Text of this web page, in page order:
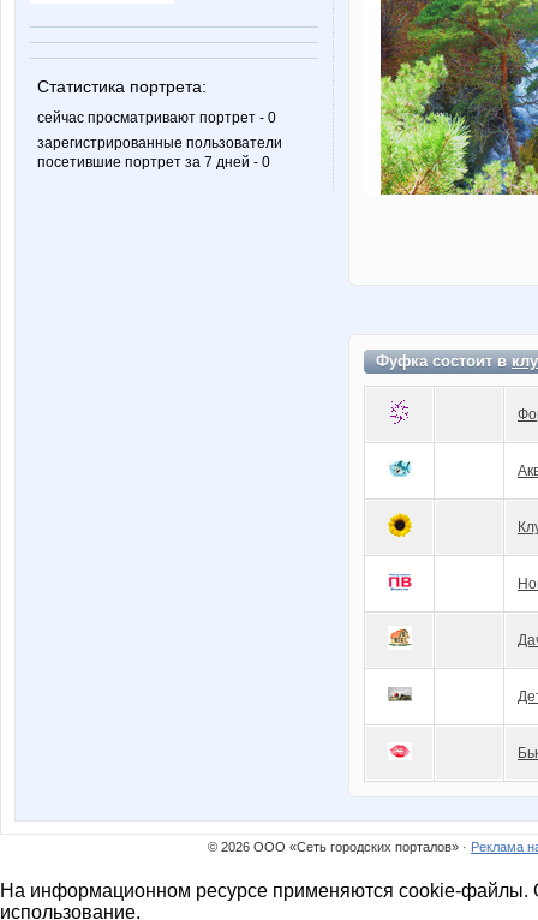
Статистика портрета:
сейчас просматривают портрет - 0
зарегистрированные пользователи
посетившие портрет за 7 дней - 0
Фуфка состоит в
© 2026 ООО «Сеть городских порталов» · Реклама
На информационном ресурсе применяются cookie-файлы.
использование.